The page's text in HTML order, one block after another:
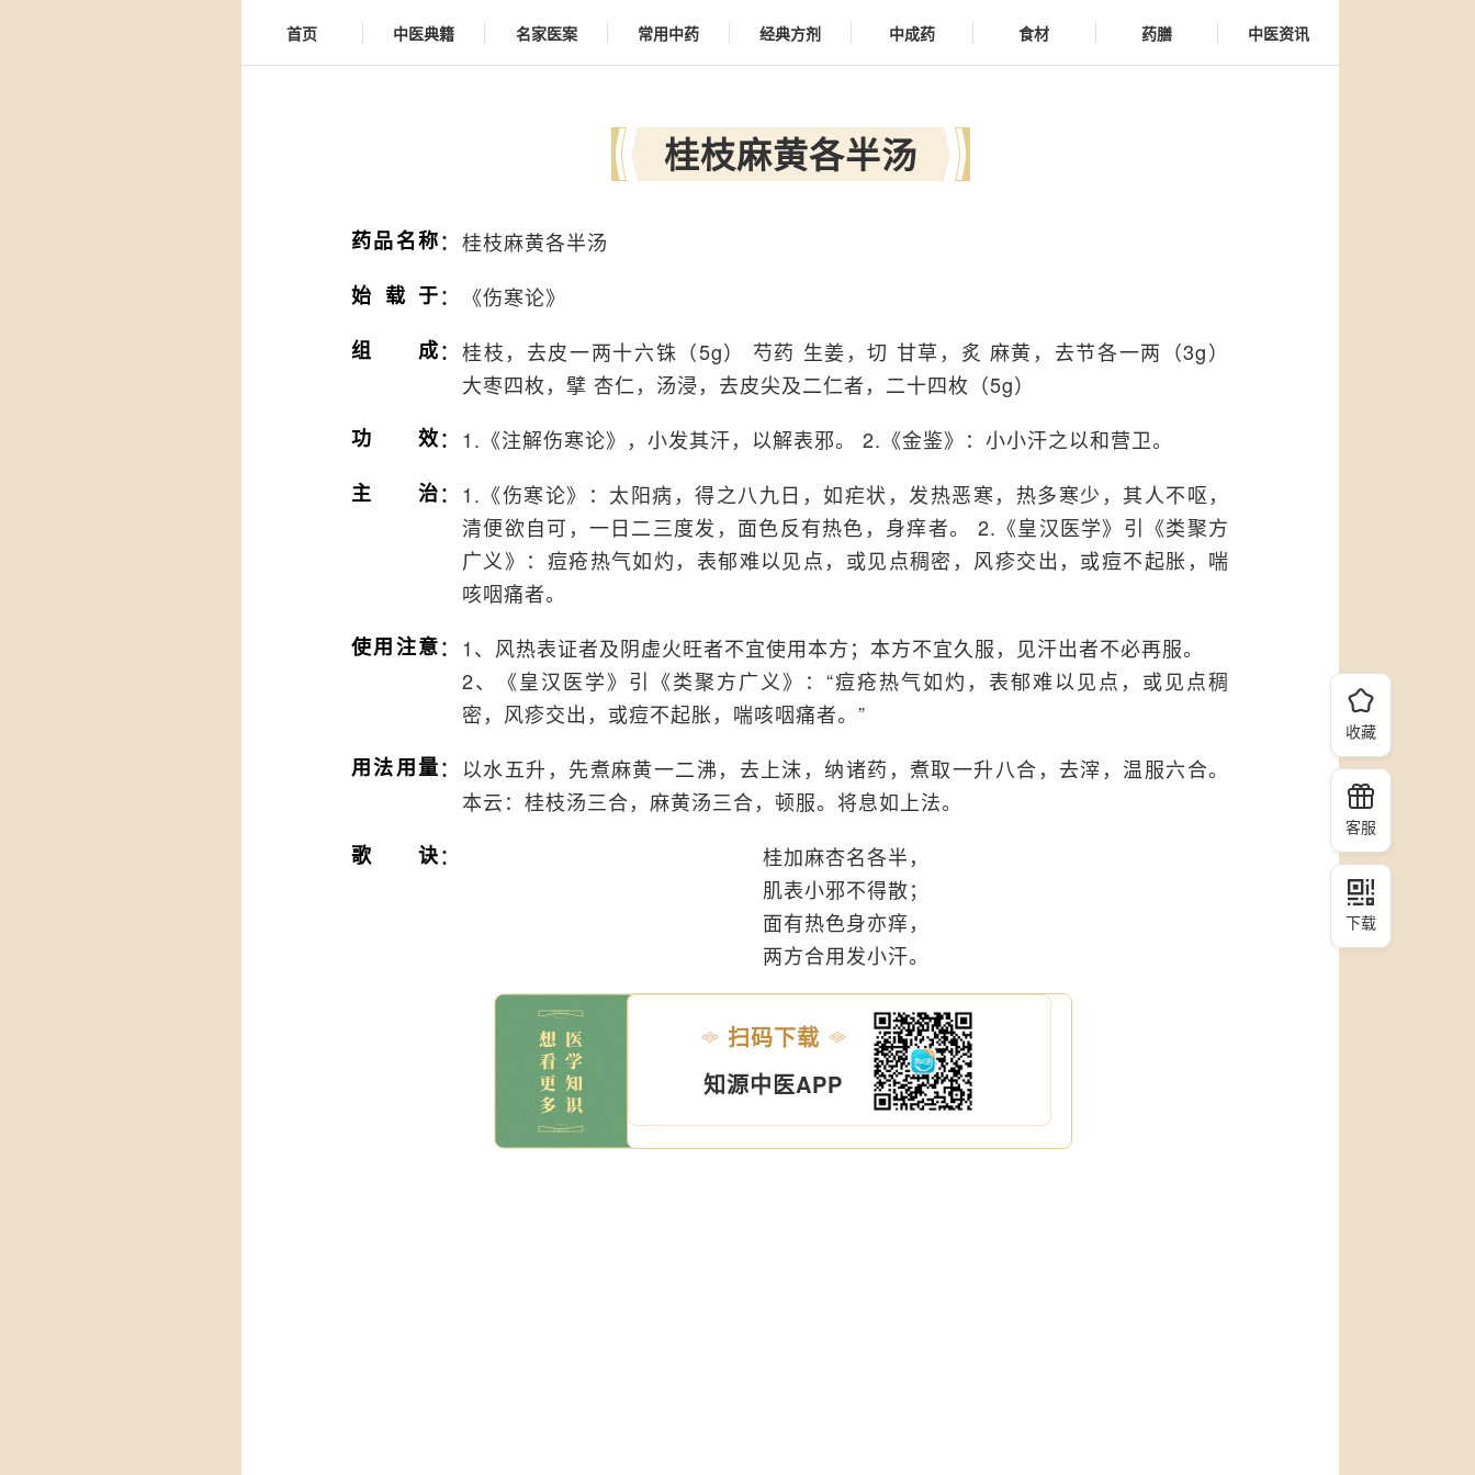
首页 中医典籍 名家医案 常用中药 经典方剂 中成药 食材 药膳 中医资讯
桂枝麻黄各半汤
药品名称： 桂枝麻黄各半汤
始载于：
《伤寒论》
组成： 桂枝，去皮一两十六铢（5g） 芍药 生姜，切 甘草，炙 麻黄，去节各一两（3g）
大枣四枚，擘 杏仁，汤浸，去皮尖及二仁者，二十四枚（5g）
功效： 1.《注解伤寒论》，小发其汗，以解表邪。 2.《金鉴》：小小汗之以和营卫。
主治： 1.《伤寒论》：太阳病，得之八九日，如疟状，发热恶寒，热多寒少，其人不呕，
清便欲自可，一日二三度发，面色反有热色，身痒者。 2.《皇汉医学》引《类聚方
广义》：痘疮热气如灼，表郁难以见点，或见点稠密，风疹交出，或痘不起胀，喘
咳咽痛者。
使用注意： 1、风热表证者及阴虚火旺者不宜使用本方；本方不宜久服，见汗出者不必再服。
2、《皇汉医学》引《类聚方广义》：“痘疮热气如灼，表郁难以见点，或见点稠
密，风疹交出，或痘不起胀，喘咳咽痛者。”
用法用量：
以水五升，先煮麻黄一二沸，去上沫，纳诸药，煮取一升八合，去滓，温服六合。
本云：桂枝汤三合，麻黄汤三合，顿服。将息如上法。
歌诀：
桂加麻杏名各半，
肌表小邪不得散；
面有热色身亦痒，
两方合用发小汗。
扫码下载
知源中医APP
收藏
客服
下载